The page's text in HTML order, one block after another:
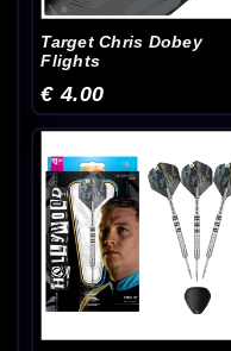
Target Chris Dobey
Flights
€ 4.00